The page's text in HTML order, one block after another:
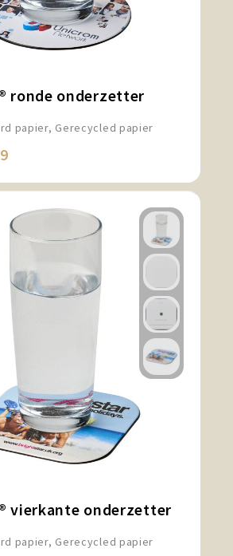
ronde onderzetter
papier, Gerecycled papier
vierkante onderzetter
papier, Gerecycled papier